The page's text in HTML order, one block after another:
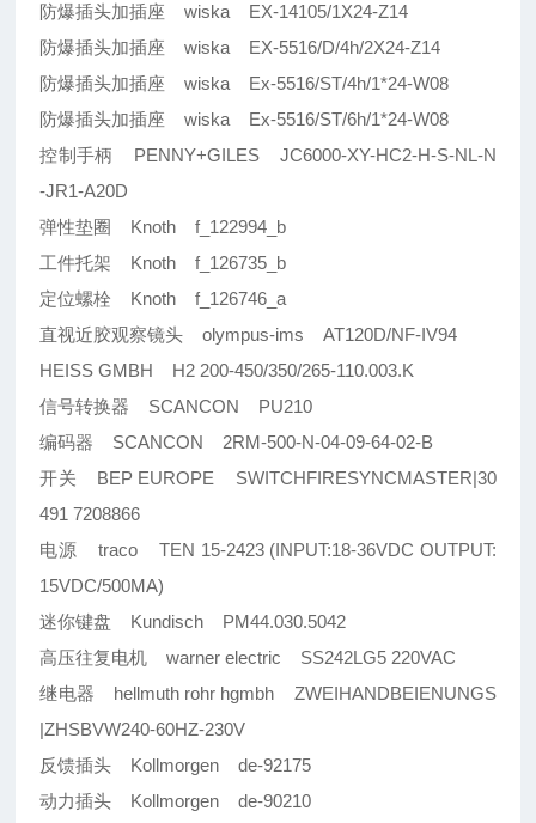
防爆插头加插座 wiska EX-14105/1X24-Z14
防爆插头加插座 wiska EX-5516/D/4h/2X24-Z14
防爆插头加插座 wiska Ex-5516/ST/4h/1*24-W08
防爆插头加插座 wiska Ex-5516/ST/6h/1*24-W08
控制手柄 PENNY+GILES JC6000-XY-HC2-H-S-NL-N
-JR1-A20D
弹性垫圈 Knoth f_122994_b
工件托架 Knoth f_126735_b
定位螺栓 Knoth f_126746_a
直视近胶观察镜头 olympus-ims AT120D/NF-IV94
HEISS GMBH H2 200-450/350/265-110.003.K
信号转换器 SCANCON PU210
编码器 SCANCON 2RM-500-N-04-09-64-02-B
开关 BEP EUROPE SWITCHFIRESYNCMASTER|30
491 7208866
电源 traco TEN 15-2423 (INPUT:18-36VDC OUTPUT:
15VDC/500MA)
迷你键盘 Kundisch PM44.030.5042
高压往复电机 warner electric SS242LG5 220VAC
继电器 hellmuth rohr hgmbh ZWEIHANDBEIENUNGS
|ZHSBVW240-60HZ-230V
反馈插头 Kollmorgen de-92175
动力插头 Kollmorgen de-90210